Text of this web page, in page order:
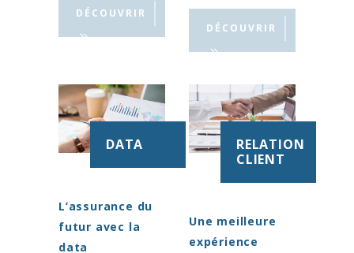
fonction de la
qualité des
dernier. Optez
vers le digital
pour s’adapter
aux nouveaux
comportements
afin de
dématérialiser
leurs parcours
DÉCOUVRIR
ambitieuse mise
en œuvre de
façon concrète,
adaptée à
l’environnement
numérique.
Nous associons
le capital humain
technologies
innovantes pour
DÉCOUVRIR
DATA
L’assurance du
futur avec la
data
RELATION
CLIENT
Une meilleure
expérience